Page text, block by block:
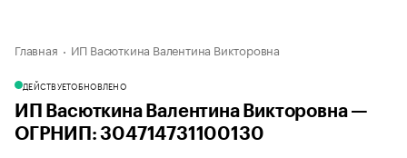
Главная ИП Васюткина Валентина Викторовна
ДЕЙСТВУЕТОБНОВЛЕНО
ИП Васюткина Валентина Викторовна —
ОГРНИП: 304714731100130